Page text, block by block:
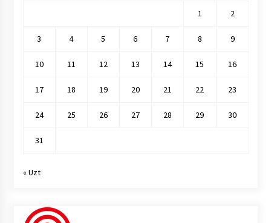
1
2
3 4 5 6 7 8 9
10 11 12 13 14 15 16
17 18 19 20 21 22 23
24 25 26 27 28 29 30
31
« Uzt